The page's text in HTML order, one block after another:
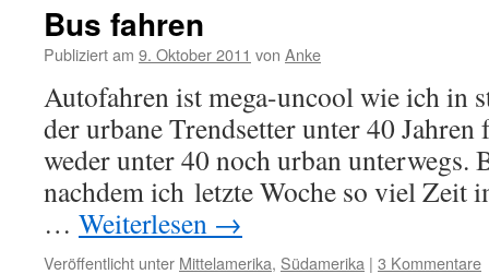
Bus fahren
Publiziert am 9. Oktober 2011 von Anke
Autofahren ist mega-uncool wie ich in
der urbane Trendsetter unter 40
weder unter 40 noch urban unterwegs.
nachdem ich letzte Woche so viel Zeit
… Weiterlesen →
Veröffentlicht unter Mittelamerika, Südamerika | 3 Kommentare